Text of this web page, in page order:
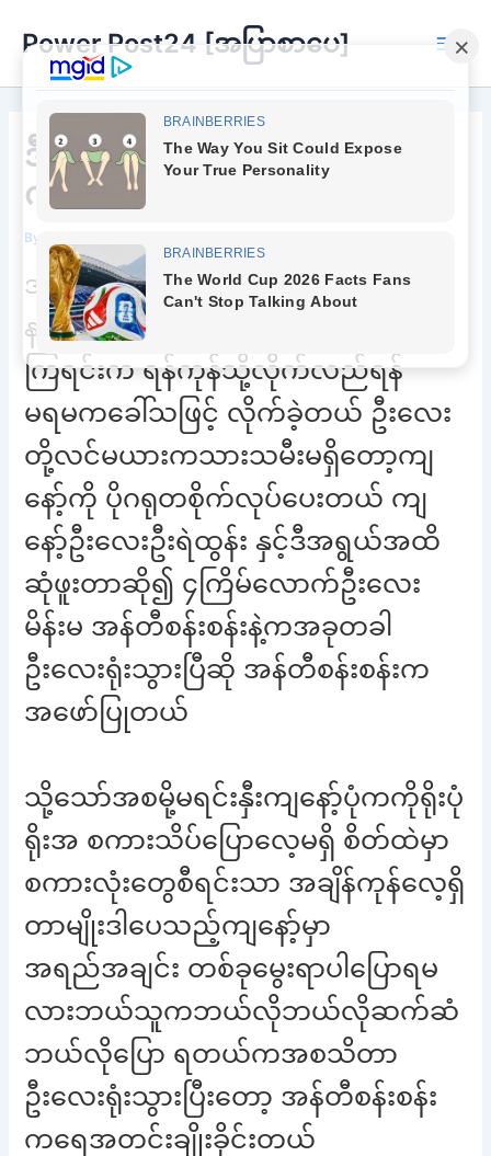
content
Power Post24 [အပြာစာပေ]
Main
ဒီတစ်ခါအတော်ကောင်းပါလား
ကလေးရယ်
By
အဲဒီ တုန်းက ကျနော်၉တန်းအောင်ခါစ
နယ်သို့ ဦးလေးလင်မယားအလည်လာ
ကြရင်းက ရန်ကုန်သို့လိုက်လည်ရန်
မရမကခေါ်သဖြင့် လိုက်ခဲ့တယ် ဦးလေး
တို့လင်မယားကသားသမီးမရှိတော့ကျ
နော့်ကို ပိုဂရုတစိုက်လုပ်ပေးတယ် ကျ
နော့်ဦးလေးဦးရဲထွန်း နှင့်ဒီအရွယ်အထိ
ဆုံဖူးတာဆို၍ ၄ကြိမ်လောက်ဦးလေး
မိန်းမ အန်တီစန်းစန်းနဲ့ကအခုတခါ
ဦးလေးရုံးသွားပြီဆို အန်တီစန်းစန်းက
အဖော်ပြုတယ်
သို့သော်အစမို့မရင်းနှီးကျနော့်ပုံကကိုရိုးပုံ
ရိုးအ စကားသိပ်ပြောလေ့မရှိ စိတ်ထဲမှာ
စကားလုံးတွေစီရင်းသာ အချိန်ကုန်လေ့ရှိ
တာမျိုးဒါပေသည့်ကျနော့်မှာ
အရည်အချင်း တစ်ခုမွေးရာပါပြောရမ
လားဘယ်သူကဘယ်လိုဘယ်လိုဆက်ဆံ
ဘယ်လိုပြော ရတယ်ကအစသိတာ
ဦးလေးရုံးသွားပြီးတော့ အန်တီစန်းစန်း
ကရေအတင်းချိုးခိုင်းတယ်